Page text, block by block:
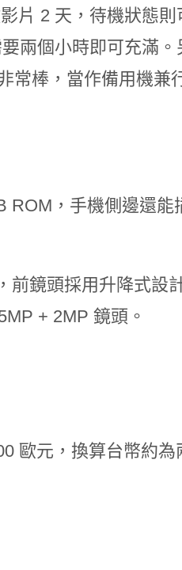
片 2 天，待機狀態則
兩個小時即可充滿。
常棒，當作備用機兼
ROM，手機側邊還能
前鏡頭採用升降式設
+ 2MP 鏡頭。
歐元，換算台幣約為